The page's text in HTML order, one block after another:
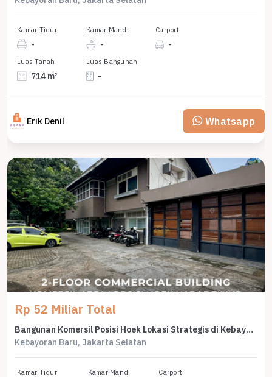
Kamar Tidur
-
Kamar Mandi
-
Carport
-
Luas Tanah
714 m²
Luas Bangunan
-
Erik Denil Whatsapp
Rp 52 Miliar Total
Bangunan Komersil Posisi Hoek Lokasi Strategis di Kebayoran Baru
Kebayoran Baru, Jakarta Selatan
Kamar Tidur Kamar Mandi Carport